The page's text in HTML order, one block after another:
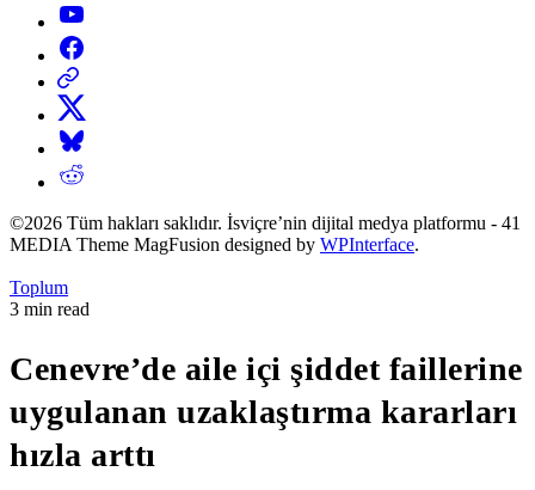
YouTube
Facebook
Threads
X
Bluesky
Reddit
©2026 Tüm hakları saklıdır. İsviçre’nin dijital medya platformu - 41
MEDIA Theme MagFusion designed by WPInterface.
Posted
in
Toplum
Estimated
3 min read
Cenevre’de aile içi şiddet faillerine
uygulanan uzaklaştırma kararları
hızla arttı